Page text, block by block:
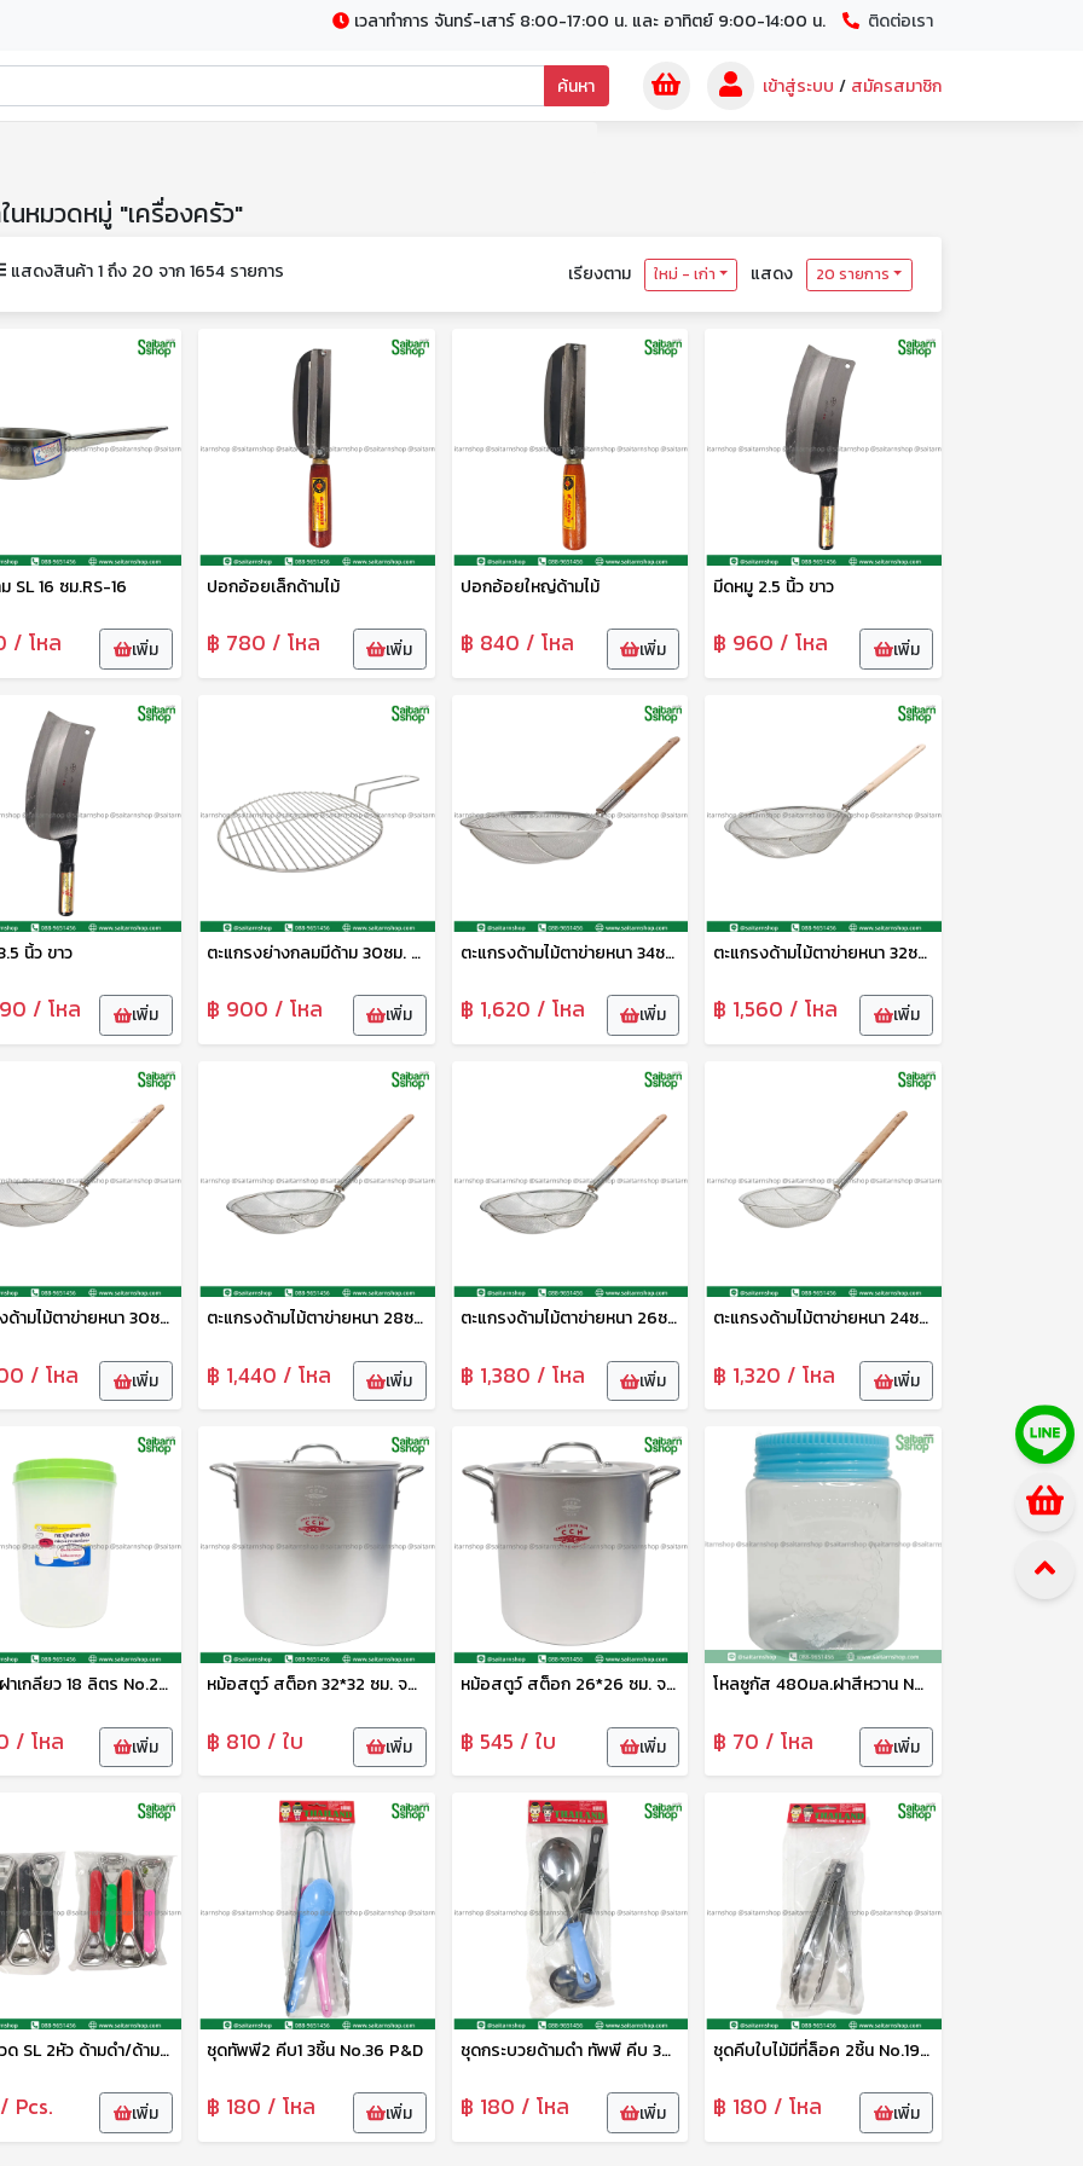
เวลาทำการ จันทร์-เสาร์ 8:00-17:00 น. และ อาทิตย์ 9:00-14:00 น. ติดต่อเรา
ค้นหา เข้าสู่ระบบ / สมัครสมาชิก
นหมวดหมู่ "เครื่องครัว"
แสดงสินค้า 1 ถึง 20 จาก 1654 รายการ เรียงตาม ใหม่ - เก่า แสดง 20 รายการ
SL 16 ซม.RS-16
/ โหล เพิ่ม
ปอกอ้อยเล็กด้ามไม้
฿ 780 / โหล เพิ่ม
ปอกอ้อยใหญ่ด้ามไม้
฿ 840 / โหล เพิ่ม
มีดหมู 2.5 นิ้ว ขาว
฿ 960 / โหล เพิ่ม
นิ้ว ขาว
/ โหล เพิ่ม
ตะแกรงย่างกลมมีด้าม 30ซม. CYS
฿ 900 / โหล เพิ่ม
ตะแกรงด้ามไม้ตาข่ายหนา 34ซม. CYS
฿ 1,620 / โหล เพิ่ม
ตะแกรงด้ามไม้ตาข่ายหนา 32ซม. CYS
฿ 1,560 / โหล เพิ่ม
ตะแกรงด้ามไม้ตาข่ายหนา 30ซม. CYS
/ โหล เพิ่ม
ตะแกรงด้ามไม้ตาข่ายหนา 28ซม. CYS
฿ 1,440 / โหล เพิ่ม
ตะแกรงด้ามไม้ตาข่ายหนา 26ซม. CYS
฿ 1,380 / โหล เพิ่ม
ตะแกรงด้ามไม้ตาข่ายหนา 24ซม. CYS
฿ 1,320 / โหล เพิ่ม
กระปุกฝาเกลียว 18 ลิตร No.20180 SRT
/ โหล เพิ่ม
หม้อสตูว์ สต็อก 32*32 ซม. จระเข้
฿ 810 / ใบ เพิ่ม
หม้อสตูว์ สต็อก 26*26 ซม. จระเข้
฿ 545 / ใบ เพิ่ม
โหลซูกัส 480มล.ฝาสีหวาน No.049-S เบสกลาส
฿ 70 / โหล เพิ่ม
ที่เปิดขวด SL 2หัว ด้ามดำ/ด้ามสี P&D
Pcs. เพิ่ม
ชุดทัพพี2 คีบ1 3ชิ้น No.36 P&D
฿ 180 / โหล เพิ่ม
ชุดกระบวยด้ามดำ ทัพพี คีบ 3ชิ้น No.28 p&d
฿ 180 / โหล เพิ่ม
ชุดคีบใบไม้มีที่ล็อค 2ชิ้น No.19 p&d
฿ 180 / โหล เพิ่ม